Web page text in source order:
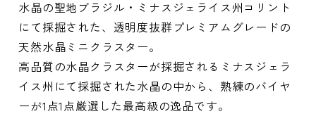
水晶の聖地ブラジル・ミナスジェライス州コリント
にて採掘された、透明度抜群プレミアムグレードの
天然水晶ミニクラスター。
高品質の水晶クラスターが採掘されるミナスジェラ
イス州にて採掘された水晶の中から、熟練のバイヤ
ーが1点1点厳選した最高級の逸品です。